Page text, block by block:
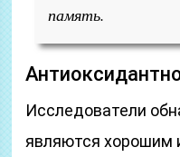
память.
Исследователи
являются хорошим